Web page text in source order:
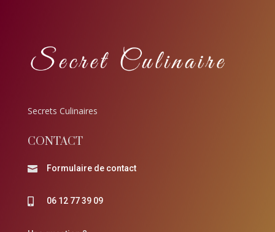
Secrets Culinaires
CONTACT
 Formulaire de contact
06 12 77 39 09